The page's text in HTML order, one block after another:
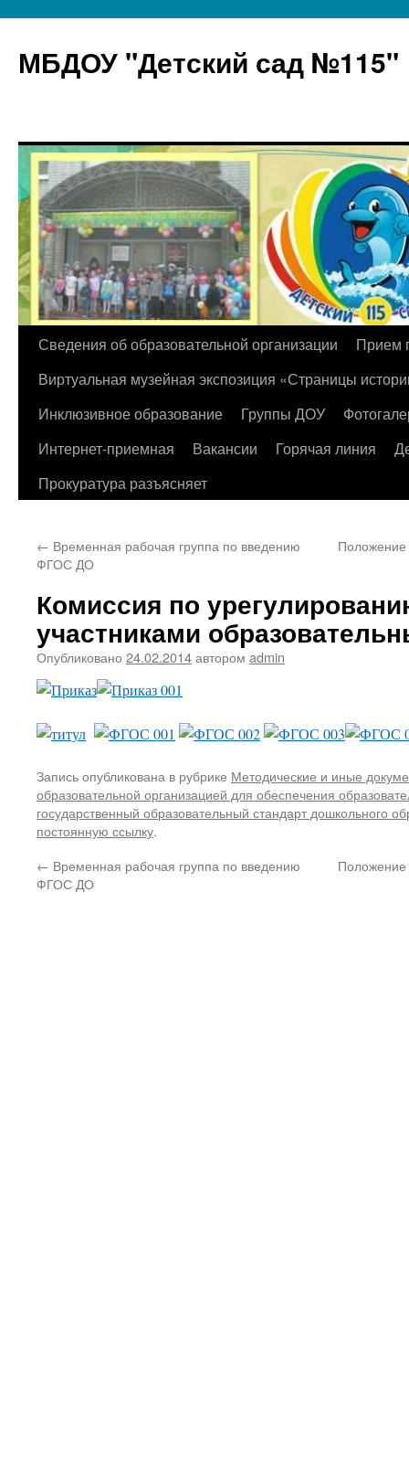
МБДОУ "Детский сад №115"
Перейти
содержимому
Сведения об образовательной организации
Прием
Виртуальная музейная экспозиция «Страницы
Инклюзивное образование
Группы ДОУ
Интернет-приемная
Вакансии Горячая линия
Прокуратура разъясняет
← Временная рабочая группа по введению
ФГОС ДО
Положение
Комиссия по
участниками
Опубликовано 24.02.2014автором admin
Запись опубликована в рубрике Методические и иные
образовательной организацией для обеспечения
государственный образовательный стандарт дошкольного
постоянную ссылку.
← Временная рабочая группа по введению
ФГОС ДО
Положение